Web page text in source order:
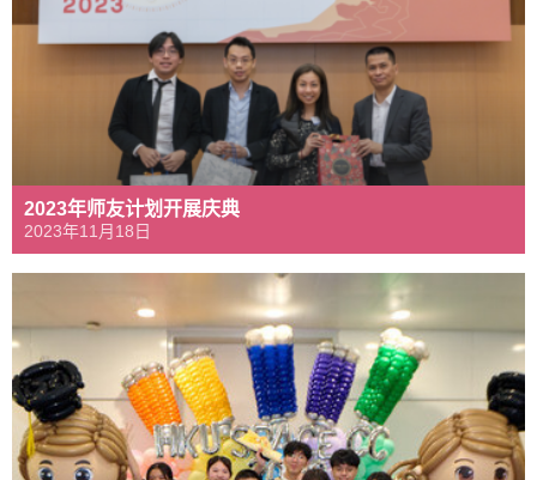
2023年师友计划开展庆典
2023年11月18日